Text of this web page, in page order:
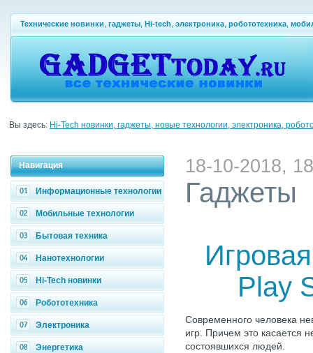
Технические новинки гаджеты Hi-tech электроника робототехника
Вы здесь: Hi-Tech новинки, гаджеты, новые технологии, электроника,
Навигация
Информационные технологии
Мобильные технологии
Бытовая техника
Нанотехнологии
Hi-Tech новинки
Робототехника
Электроника
Энергетика
18-10-2018,
Гаджеты
Play
Современного человека
игр. Причем это касается
состоявшихся людей.